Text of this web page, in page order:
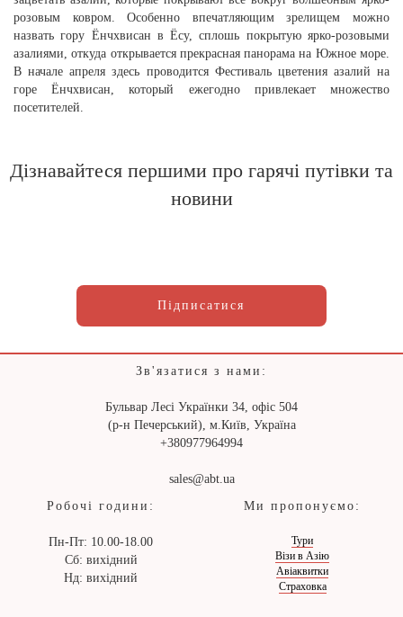
розовым ковром. Особенно впечатляющим зрелищем можно
назвать гору Ёнчхвисан в Ёсу, сплошь покрытую ярко-розовыми
азалиями, откуда открывается прекрасная панорама на Южное море.
В начале апреля здесь проводится Фестиваль цветения азалий на
горе Ёнчхвисан, который ежегодно привлекает множество
посетителей.
Дізнавайтеся першими про гарячі путівки та
новини
Підписатися
Зв'язатися з нами:
Бульвар Лесі Українки 34, офіс 504
(р-н Печерський), м.Київ, Україна
+380977964994
sales@abt.ua
Робочі години:
Пн-Пт: 10.00-18.00
Сб: вихідний
Нд: вихідний
Ми пропонуємо:
Тури
Візи в Азію
Авіаквитки
Страховка